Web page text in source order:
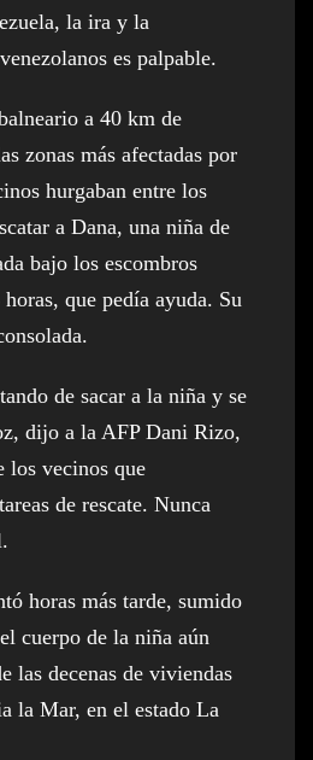
la ira y la
es palpable.
a 40 km de
zonas más afectadas por
hurgaban entre los
a Dana, una niña de
bajo los escombros
que pedía ayuda. Su
de sacar a la niña y se
dijo a la AFP Dani Rizo,
los vecinos que
de rescate. Nunca
horas más tarde, sumido
cuerpo de la niña aún
las decenas de viviendas
la Mar, en el estado La